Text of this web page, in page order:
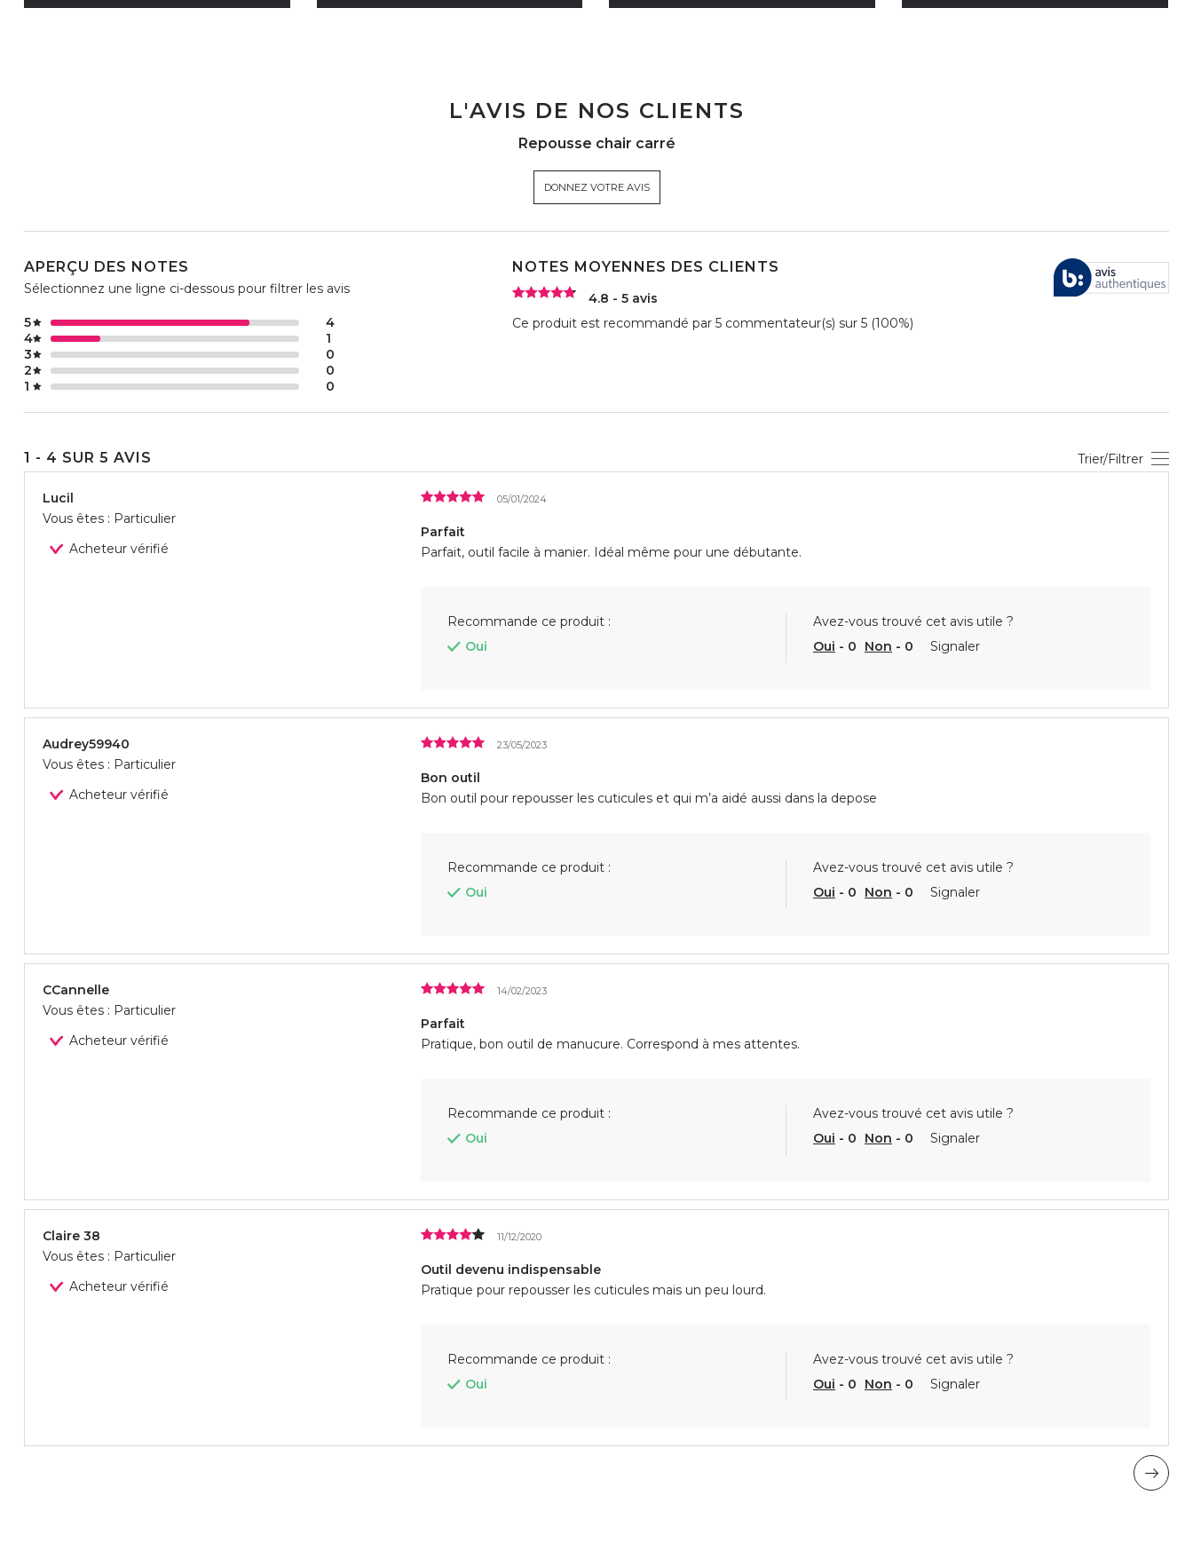
L'AVIS DE NOS CLIENTS
Repousse chair carré
DONNEZ VOTRE AVIS
APERÇU DES NOTES
Sélectionnez une ligne ci-dessous pour filtrer les avis
1 0
2 0
3 0
4 1
5 4
NOTES MOYENNES DES CLIENTS
4.8 - 5 avis
Ce produit est recommandé par 5 commentateur(s) sur 5 (100%)
1 - 4 SUR 5 AVIS Trier/Filtrer
Lucil
Vous êtes : Particulier
Acheteur vérifié
05/01/2024
Parfait
Parfait, outil facile à manier. Idéal même pour une débutante.
Recommande ce produit :
Oui
Avez-vous trouvé cet avis utile ?
Oui - 0 Non - 0 Signaler
Audrey59940
Vous êtes : Particulier
Acheteur vérifié
23/05/2023
Bon outil
Bon outil pour repousser les cuticules et qui m’a aidé aussi dans la depose
Recommande ce produit :
Oui
Avez-vous trouvé cet avis utile ?
Oui - 0 Non - 0 Signaler
CCannelle
Vous êtes : Particulier
Acheteur vérifié
14/02/2023
Parfait
Pratique, bon outil de manucure. Correspond à mes attentes.
Recommande ce produit :
Oui
Avez-vous trouvé cet avis utile ?
Oui - 0 Non - 0 Signaler
Claire 38
Vous êtes : Particulier
Acheteur vérifié
11/12/2020
Outil devenu indispensable
Pratique pour repousser les cuticules mais un peu lourd.
Recommande ce produit :
Oui
Avez-vous trouvé cet avis utile ?
Oui - 0 Non - 0 Signaler